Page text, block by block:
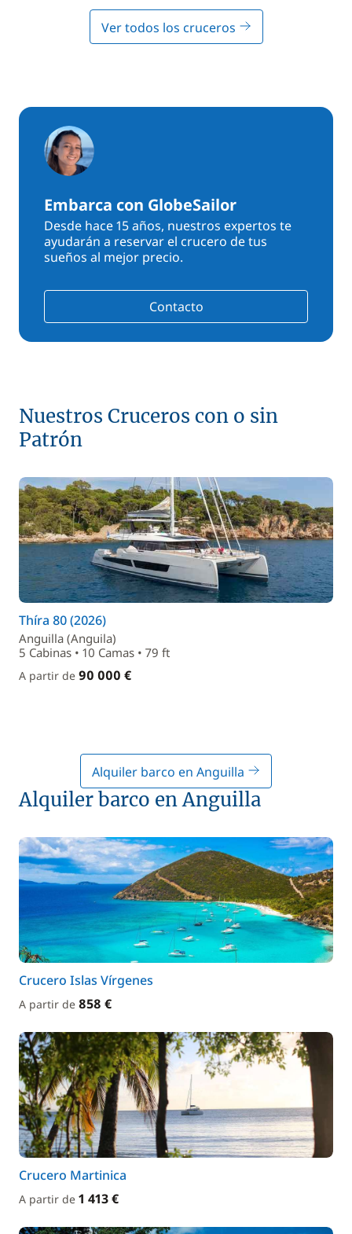
Ver todos los cruceros
Embarca con GlobeSailor
Desde hace 15 años, nuestros expertos te
ayudarán a reservar el crucero de tus
sueños al mejor precio.
Contacto
Nuestros Cruceros con o sin
Patrón
Thíra 80 (2026)
Anguilla (Anguila)
5 Cabinas • 10 Camas • 79 ft
A partir de 90 000 €
Alquiler barco en Anguilla
Alquiler barco en Anguilla
Crucero Islas Vírgenes
A partir de 858 €
Crucero Martinica
A partir de 1 413 €